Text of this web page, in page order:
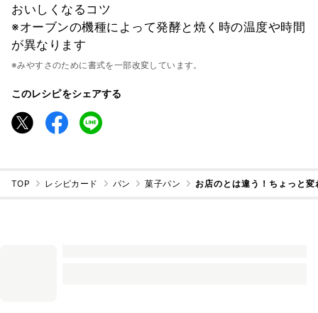
おいしくなるコツ
※オーブンの機種によって発酵と焼く時の温度や時間
が異なります
※みやすさのために書式を一部改変しています。
このレシピをシェアする
TOP レシピカード パン 菓子パン お店のとは違う！ちょっと